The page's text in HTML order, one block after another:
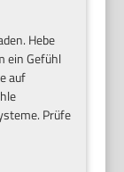
Hebe
ein Gefühl
auf
Prüfe